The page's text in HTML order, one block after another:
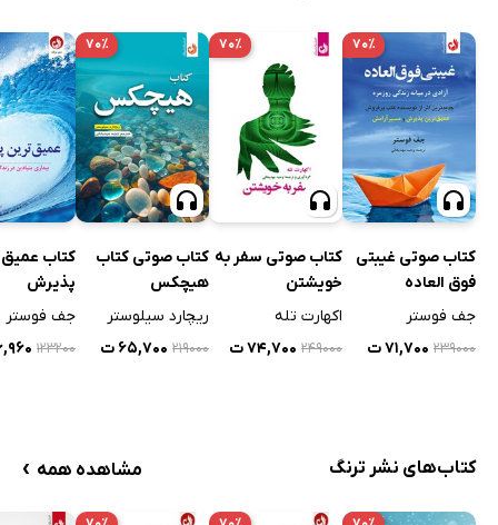
۷۰٪
کتاب صوتی غیبتی
فوق العاده
جف فوستر
۲۳۹۰۰۰ ۷۱,۷۰۰ ت
۷۰٪
کتاب صوتی سفر به
خویشتن
اکهارت تله
۲۴۹۰۰۰ ۷۴,۷۰۰ ت
۷۰٪
کتاب صوتی کتاب
هیچکس
ریچارد سیلوستر
۲۱۹۰۰۰ ۶۵,۷۰۰ ت
کتاب
پذیرش
جف فوستر
۱۲۳۲۰۰
کتاب‌های نشر ترنگ مشاهده همه ›